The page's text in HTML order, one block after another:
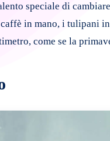
speciale di
in mano, i tulipani
come se la